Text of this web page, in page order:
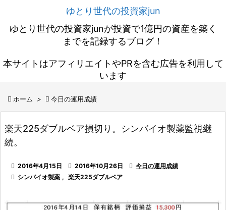
ゆとり世代の投資家jun
ゆとり世代の投資家junが投資で1億円の資産を築く
までを記録するブログ！
本サイトはアフィリエイトやPRを含む広告を利用して
います
 ホーム >  今日の運用成績
楽天225ダブルベア損切り。シンバイオ製薬監視継
続。
 2016年4月15日  2016年10月26日  今日の運用成績
 シンバイオ製薬 , 楽天225ダブルベア